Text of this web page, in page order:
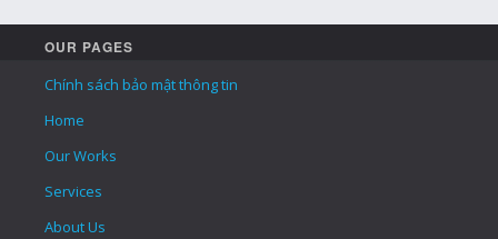
OUR PAGES
Chính sách bảo mật thông tin
Home
Our Works
Services
About Us